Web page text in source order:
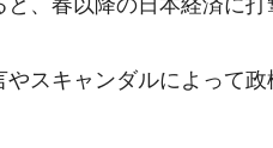
、春以降の日本経済に打
スキャンダルによって